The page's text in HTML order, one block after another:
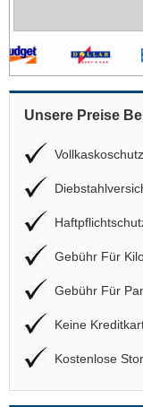
Unsere Preise
Gebühr Für
Gebühr Für
Keine
Kostenlose